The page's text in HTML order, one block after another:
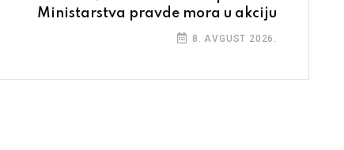
Ministarstva pravde mora u akciju
8. AVGUST 2026.